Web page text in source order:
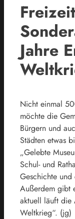
Jahre
Nicht einmal
möchte die
Bürgern und
Städten etwas
„Gelebte
Schul- und
Geschichte
Außerdem gibt
aktuell läuft die
Weltkrieg“. (jg)